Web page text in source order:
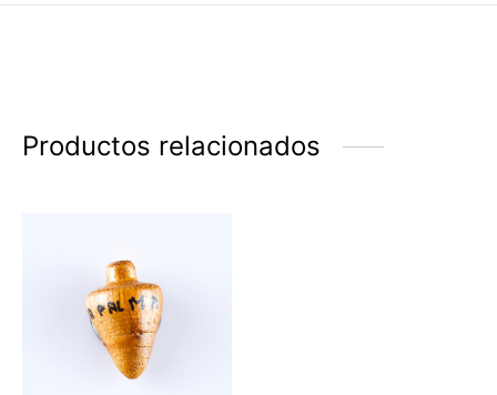
Productos relacionados